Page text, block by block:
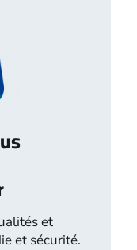
et
et sécurité.